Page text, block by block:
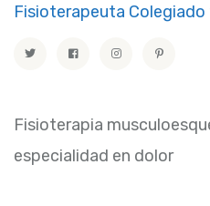
Fisioterapeuta Colegiado
Fisioterapia
especialidad en dolor